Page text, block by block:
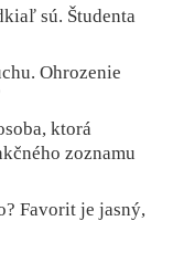
sú. Študenta
Ohrozenie
ktorá
zoznamu
Favorit je jasný,